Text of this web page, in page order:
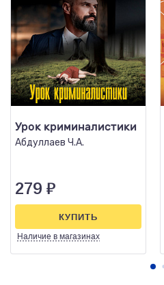
Урок криминалистики
Абдуллаев Ч.А.
279 ₽
Наличие в магазинах
КУПИТЬ